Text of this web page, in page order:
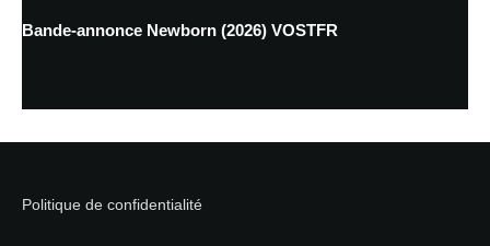
Bande-annonce Newborn (2026) VOSTFR
Politique de confidentialité